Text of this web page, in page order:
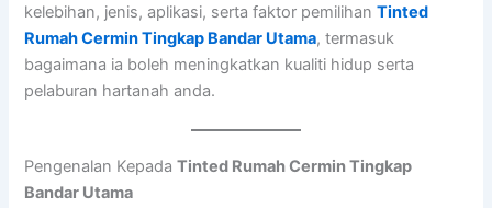
kelebihan, jenis, aplikasi, serta faktor pemilihanTinted
Rumah Cermin Tingkap Bandar Utama, termasuk
bagaimana ia boleh meningkatkan kualiti hidup serta
pelaburan hartanah anda.
Pengenalan KepadaTinted Rumah Cermin Tingkap
Bandar Utama